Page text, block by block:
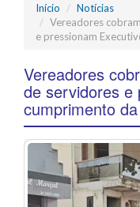
Início
Notícias
Vereadores
e pressionam
Vereadores
de servidores e
cumprimento